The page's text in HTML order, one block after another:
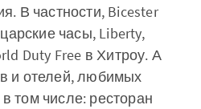
В частности, Bicester
часы, Liberty,
Duty Free в Хитроу. А
и отелей, любимых
том числе: ресторан